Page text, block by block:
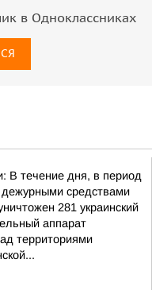
в Одноклассниках
В течение дня, в период
средствами
281 украинский
аппарат
территориями